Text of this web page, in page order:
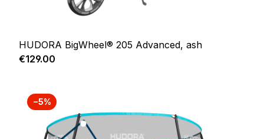
HUDORA BigWheel® 205 Advanced, ash
Regular price:
€129.00
−5%